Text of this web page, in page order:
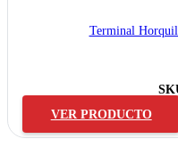
Terminal
VER PRODUCTO